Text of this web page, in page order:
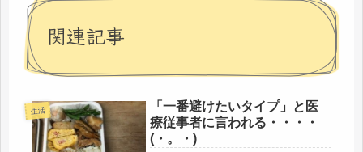
関連記事
生活
「一番避けたいタイプ」と医
療従事者に言われる・・・・
(・。・)